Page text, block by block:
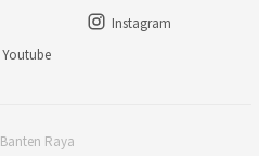
Instagram
Youtube
Raya